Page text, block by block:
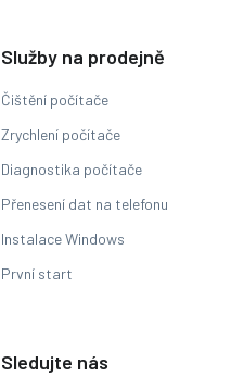
Služby na prodejně
Čištění počítače
Zrychlení počítače
Diagnostika počítače
Přenesení dat na telefonu
Instalace Windows
První start
Sledujte nás